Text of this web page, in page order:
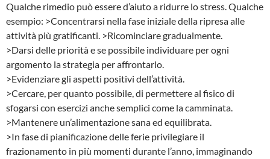
Qualche rimedio può essere d’aiuto a ridurre lo stress. Qualche
esempio: >Concentrarsi nella fase iniziale della ripresa alle
attività più gratificanti. >Ricominciare gradualmente.
>Darsi delle priorità e se possibile individuare per ogni
argomento la strategia per affrontarlo.
>Evidenziare gli aspetti positivi dell’attività.
>Cercare, per quanto possibile, di permettere al fisico di
sfogarsi con esercizi anche semplici come la camminata.
>Mantenere un’alimentazione sana ed equilibrata.
>In fase di pianificazione delle ferie privilegiare il
frazionamento in più momenti durante l’anno, immaginando